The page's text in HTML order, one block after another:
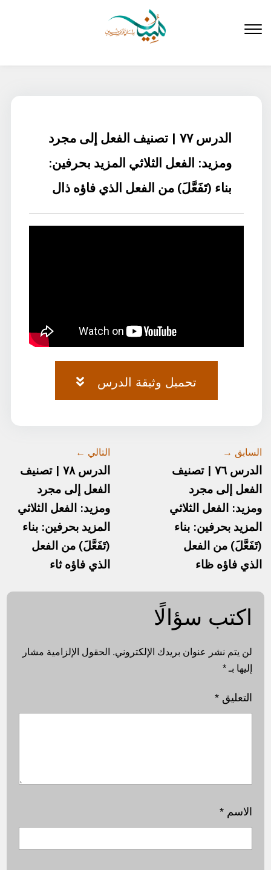
المحتوى
الدرس ٧٧ | تصنيف الفعل إلى مجرد
ومزيد: الفعل الثلاثي المزيد بحرفين:
بناء (تَفَعَّلَ) من الفعل الذي فاؤه ذال
تحميل وثيقة الدرس
السابق →
الدرس ٧٦ | تصنيف
الفعل إلى مجرد
ومزيد: الفعل الثلاثي
المزيد بحرفين: بناء
(تَفَعَّلَ) من الفعل
الذي فاؤه ظاء
التالي ←
الدرس ٧٨ | تصنيف
الفعل إلى مجرد
ومزيد: الفعل الثلاثي
المزيد بحرفين: بناء
(تَفَعَّلَ) من الفعل
الذي فاؤه ثاء
اكتب سؤالًا
لن يتم نشر عنوان بريدك الإلكتروني. الحقول الإلزامية مشار
إليها بـ*
التعليق*
الاسم*